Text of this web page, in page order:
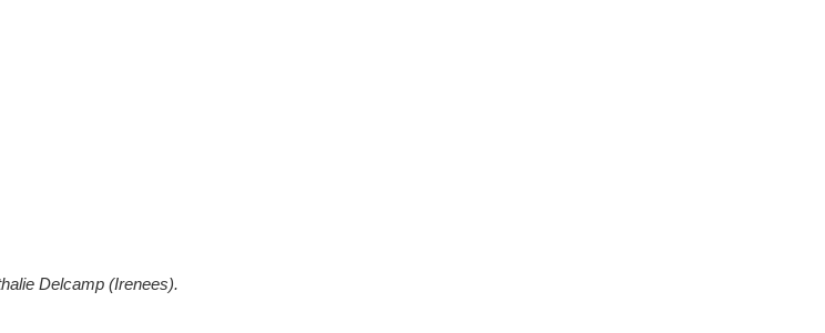
Delcamp (Irenees).